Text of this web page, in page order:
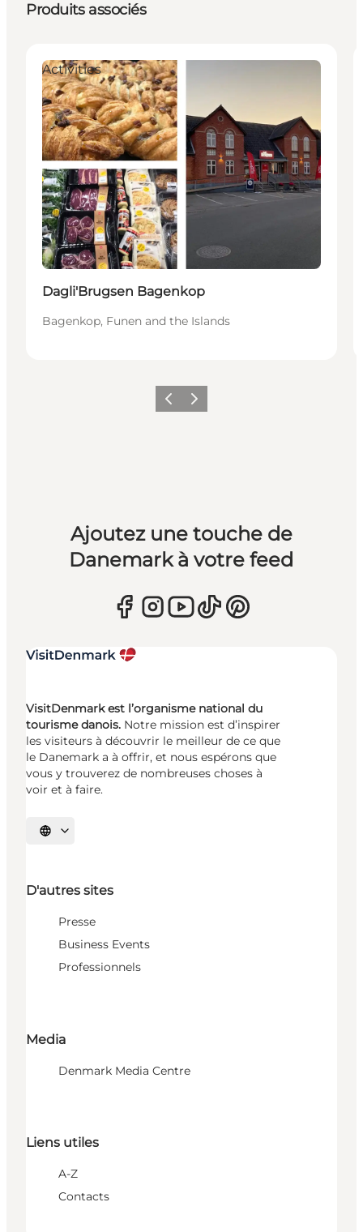
Produits associés
Activities
Dagli'Brugsen Bagenkop
Bagenkop, Funen and the Islands
PrécédentSuivant
Ajoutez une touche de
Danemark à votre feed
VisitDenmark est l’organisme national du
tourisme danois. Notre mission est d’inspirer
les visiteurs à découvrir le meilleur de ce que
le Danemark a à offrir, et nous espérons que
vous y trouverez de nombreuses choses à
voir et à faire.
Choisissez la langue
D'autres sites
Presse
Business Events
Professionnels
Media
Denmark Media Centre
Liens utiles
A-Z
Contacts